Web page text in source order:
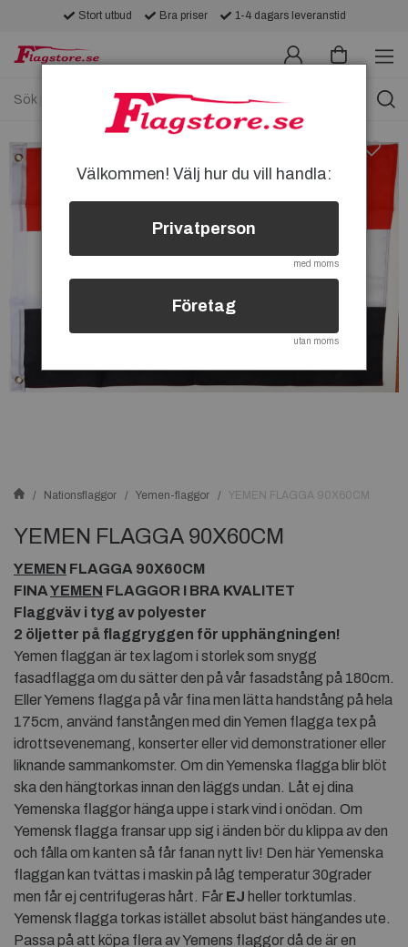
Stort utbud Bra priser 1-4 dagars leveranstid
Nationsflaggor Yemen-flaggor YEMEN FLAGGA 90X60CM
YEMEN FLAGGA 90X60CM
YEMEN FLAGGA 90X60CM
FINAYEMEN FLAGGOR I BRA KVALITET
Flaggväv i tyg av polyester
2 öljetter på flaggryggen för upphängningen!
Yemen flaggan är tex lagom i storlek som snygg
fasadflagga om du sätter den på vår fasadstång på 180cm.
Eller Yemens flagga på vår fina men lätta handstång på hela
175cm, använd fanstången med din Yemen flagga tex på
idrottsevenemang, konserter eller vid demonstrationer eller
liknande sammankomster. Om din Yemenska flagga blir blöt
ska den hängtorkas innan den läggs undan. Låt ej dina
Yemenska flaggor hänga uppe i stark vind i onödan. Om
Yemensk flagga fransar upp sig i änden bör du klippa av den
och fålla om kanten så får fanan nytt liv! Den här Yemenska
flaggan kan tvättas i maskin på låg temperatur 30grader
men får ej centrifugeras hårt. Får EJ heller torktumlas.
Yemensk flagga torkas istället absolut bäst hängandes ute.
Passa på att köpa flera av Yemens flaggor då de är en
Välkommen! Välj hur du vill handla:
Privatperson
med moms
Företag
utan moms